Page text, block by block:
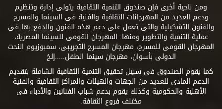
ومن ناحية أخرى فإن صندوق التنمية الثقافية يتولى إدارة وتنظيم
ودعم العديد من المهرجانات الثقافية والفنية فى السينما والمسرح
والفنون التشكيلية والتى تعمل على دعم هذه الفنون والدفع بها فى
عملية التنمية والتطوير ومنها: المهرجان القومى للسينما المصرية،
المهرجان القومى للمسرح، مهرجان المسرح التجريبى، سمبوزيوم النحت
الدولى بأسوان، مهرجان سينما الطفل.....إلخ
كما يقوم الصندوق فى سبيل تحقيق التنمية الثقافية الشاملة بتقديم
الدعم المادى للعديد من الجهات والهيئات والمراكز الثقافية والفنية
الأهلية والحكومية وكذلك يقوم بدعم شباب الفنانين والأدباء فى
مختلف فروع الثقافة.